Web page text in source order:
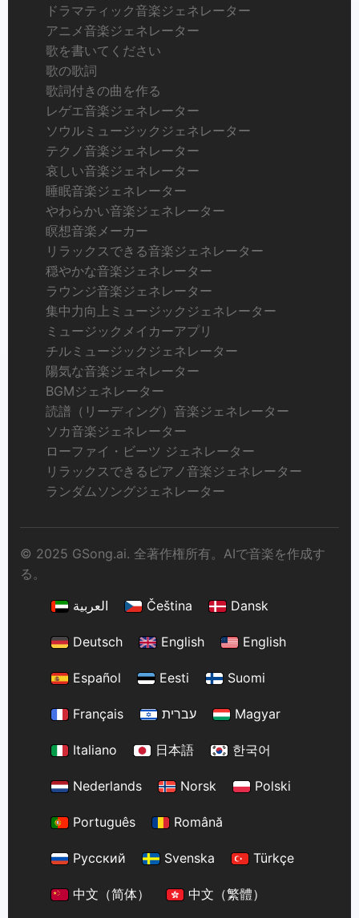
ドラマティック音楽ジェネレーター
アニメ音楽ジェネレーター
歌を書いてください
歌の歌詞
歌詞付きの曲を作る
レゲエ音楽ジェネレーター
ソウルミュージックジェネレーター
テクノ音楽ジェネレーター
哀しい音楽ジェネレーター
睡眠音楽ジェネレーター
やわらかい音楽ジェネレーター
瞑想音楽メーカー
リラックスできる音楽ジェネレーター
穏やかな音楽ジェネレーター
ラウンジ音楽ジェネレーター
集中力向上ミュージックジェネレーター
ミュージックメイカーアプリ
チルミュージックジェネレーター
陽気な音楽ジェネレーター
BGMジェネレーター
読譜（リーディング）音楽ジェネレーター
ソカ音楽ジェネレーター
ローファイ・ビーツ ジェネレーター
リラックスできるピアノ音楽ジェネレーター
ランダムソングジェネレーター
© 2025 GSong.ai. 全著作権所有。AIで音楽を作成す
る。
العربية
Čeština Dansk
Deutsch English English
Español Eesti Suomi
Français עברית Magyar
Italiano 日本語 한국어
Nederlands Norsk Polski
Português Română
Русский Svenska Türkçe
中文（简体） 中文（繁體）